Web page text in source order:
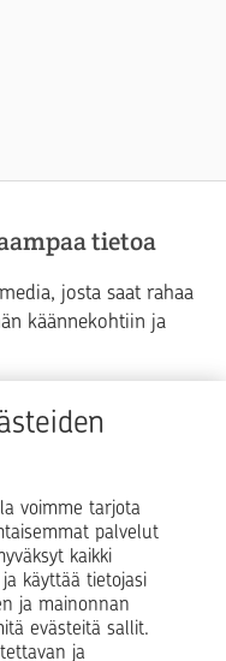
voimme tarjota
palvelut
kaikki
käyttää tietojasi
ja mainonnan
evästeitä sallit.
ja
tietoa
josta saat rahaa
käännekohtiin ja
Yrityselämä